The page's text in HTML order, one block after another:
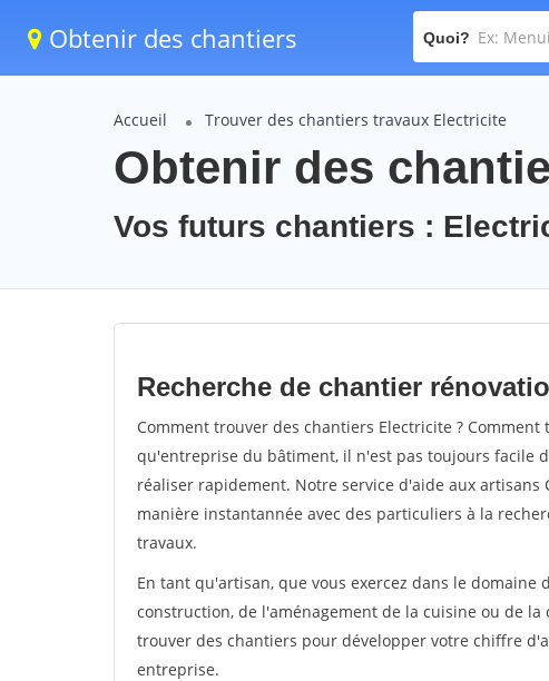
Obtenir des chantiers Quoi?
Accueil Trouver des chantiers travaux Electricite
Obtenir des
Vos futurs chantiers :
Recherche de chantier
Comment trouver des chantiers Electricite ?
qu'entreprise du bâtiment, il n'est pas toujours facile
réaliser rapidement. Notre service d'aide aux
manière instantannée avec des particuliers à la
travaux.
En tant qu'artisan, que vous exercez dans le
construction, de l'aménagement de la cuisine ou de
trouver des chantiers pour développer votre chiffre
entreprise.